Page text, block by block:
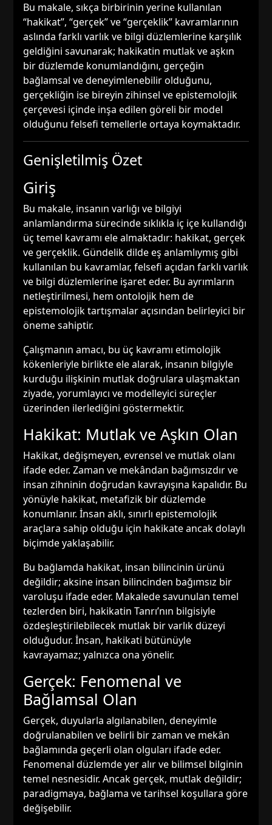
Bu makale, sıkça birbirinin yerine kullanılan
“hakikat”, “gerçek” ve “gerçeklik” kavramlarının
aslında farklı varlık ve bilgi düzlemlerine karşılık
geldiğini savunarak; hakikatin mutlak ve aşkın
bir düzlemde konumlandığını, gerçeğin
bağlamsal ve deneyimlenebilir olduğunu,
gerçekliğin ise bireyin zihinsel ve epistemolojik
çerçevesi içinde inşa edilen göreli bir model
olduğunu felsefi temellerle ortaya koymaktadır.
Genişletilmiş Özet
Giriş
Bu makale, insanın varlığı ve bilgiyi
anlamlandırma sürecinde sıklıkla iç içe kullandığı
üç temel kavramı ele almaktadır: hakikat, gerçek
ve gerçeklik. Gündelik dilde eş anlamlıymış gibi
kullanılan bu kavramlar, felsefi açıdan farklı varlık
ve bilgi düzlemlerine işaret eder. Bu ayrımların
netleştirilmesi, hem ontolojik hem de
epistemolojik tartışmalar açısından belirleyici bir
öneme sahiptir.
Çalışmanın amacı, bu üç kavramı etimolojik
kökenleriyle birlikte ele alarak, insanın bilgiyle
kurduğu ilişkinin mutlak doğrulara ulaşmaktan
ziyade, yorumlayıcı ve modelleyici süreçler
üzerinden ilerlediğini göstermektir.
Hakikat: Mutlak ve Aşkın Olan
Hakikat, değişmeyen, evrensel ve mutlak olanı
ifade eder. Zaman ve mekândan bağımsızdır ve
insan zihninin doğrudan kavrayışına kapalıdır. Bu
yönüyle hakikat, metafizik bir düzlemde
konumlanır. İnsan aklı, sınırlı epistemolojik
araçlara sahip olduğu için hakikate ancak dolaylı
biçimde yaklaşabilir.
Bu bağlamda hakikat, insan bilincinin ürünü
değildir; aksine insan bilincinden bağımsız bir
varoluşu ifade eder. Makalede savunulan temel
tezlerden biri, hakikatin Tanrı’nın bilgisiyle
özdeşleştirilebilecek mutlak bir varlık düzeyi
olduğudur. İnsan, hakikati bütünüyle
kavrayamaz; yalnızca ona yönelir.
Gerçek: Fenomenal ve
Bağlamsal Olan
Gerçek, duyularla algılanabilen, deneyimle
doğrulanabilen ve belirli bir zaman ve mekân
bağlamında geçerli olan olguları ifade eder.
Fenomenal düzlemde yer alır ve bilimsel bilginin
temel nesnesidir. Ancak gerçek, mutlak değildir;
paradigmaya, bağlama ve tarihsel koşullara göre
değişebilir.